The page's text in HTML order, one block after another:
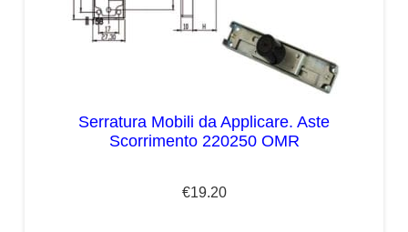
Serratura Mobili da Applicare. Aste
Scorrimento 220250 OMR
€19.20